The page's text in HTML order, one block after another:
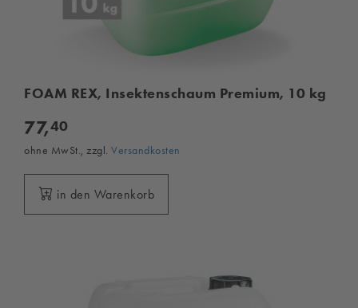
FOAM REX, Insektenschaum Premium, 10 kg
77,40
ohne MwSt., zzgl. Versandkosten
in den Warenkorb